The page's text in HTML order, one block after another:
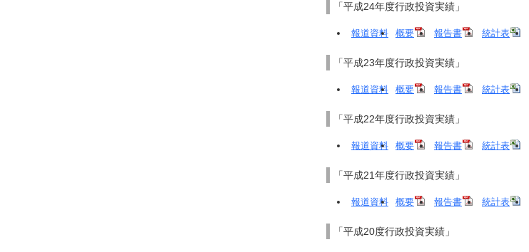
「平成24年度行政投資実績」
報道資料 概要 報告書 統計表
「平成23年度行政投資実績」
報道資料 概要 報告書 統計表
「平成22年度行政投資実績」
報道資料 概要 報告書 統計表
「平成21年度行政投資実績」
報道資料 概要 報告書 統計表
「平成20度行政投資実績」